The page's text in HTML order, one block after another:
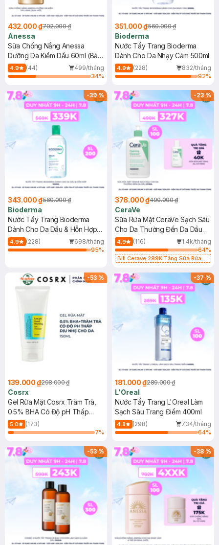
432.000 ₫702.000 ₫
Anessa
Sữa Chống Nắng Anessa
Dưỡng Da Kiềm Dầu 60ml (Bản
Mới)
4.9 (44)
499/tháng
34%
351.000 ₫560.000 ₫
Bioderma
Nước Tẩy Trang Bioderma
Dành Cho Da Nhạy Cảm 500ml
4.9 (228)
832/tháng
92%
-39%
343.000 ₫560.000 ₫
Bioderma
Nước Tẩy Trang Bioderma
Dành Cho Da Dầu & Hỗn Hợp
500ml
4.9 (228)
698/tháng
95%
-23%
378.000 ₫490.000 ₫
CeraVe
Sữa Rửa Mặt CeraVe Sạch Sâu
Cho Da Thường Đến Da Dầu
473ml
4.9 (116)
1.4k/tháng
64%
Bill Cerave 299K Tặng Sữa Rửa
-53 %
139.000 ₫298.000 ₫
Cosrx
Gel Rửa Mặt Cosrx Tràm Trà,
0.5% BHA Có Độ pH Thấp
150ml
5.0
(173)
7%
-37%
181.000 ₫289.000 ₫
L'Oreal
Nước Tẩy Trang L'Oreal Làm
Sạch Sâu Trang Điểm 400ml
4.8 (298)
734/tháng
64%
-53% -38%